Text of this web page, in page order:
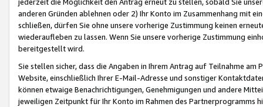
anderen Gründen ablehnen oder 2) Ihr Konto im Zusammenhang mit
schließen, dürfen Sie ohne unsere vorherige Zustimmung keinen
wiederaufleben zu lassen. Wenn Sie unsere vorherige Zustimmung
bereitgestellt wird.
Sie stellen sicher, dass die Angaben in Ihrem Antrag auf Teilnahme
Website, einschließlich Ihrer E-Mail-Adresse und sonstiger
können etwaige Benachrichtigungen, Genehmigungen und andere
jeweiligen Zeitpunkt für Ihr Konto im Rahmen des Partnerprogramms